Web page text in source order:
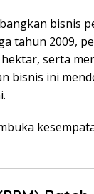
bisnis
tahun 2009,
serta
bisnis ini